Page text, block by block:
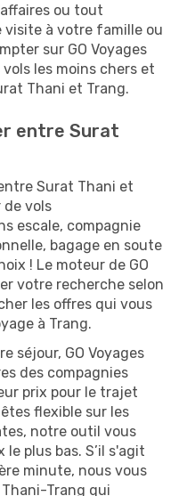
ou tout
visite à votre famille ou
sur GO Voyages
les moins chers et
Thani et Trang.
entre Surat
Surat Thani et
de vols
escale, compagnie
bagage en soute
! Le moteur de GO
votre recherche selon
les offres qui vous
à Trang.
séjour, GO Voyages
des compagnies
prix pour le trajet
flexible sur les
notre outil vous
plus bas. S’il s'agit
minute, nous vous
Trang qui